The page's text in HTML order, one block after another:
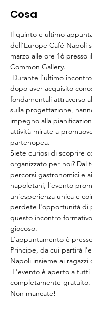
Cosa
Il quinto e ultimo
dell'Europe Café Napoli
marzo alle ore 16 presso
Common Gallery.
Durante l'ultimo
dopo aver acquisito
fondamentali attraverso
sulla progettazione,
impegno alla
attività mirate a
partenopea.
Siete curiosi di scoprire
organizzato per noi? Dal
percorsi gastronomici e
napoletani, l'evento
un'esperienza unica e
perdete l'opportunità di
questo incontro
giocoso.
L'appuntamento è
Principe, da cui partirà
Napoli insieme ai
L'evento è aperto a tutti
completamente gratuito.
Non mancate!